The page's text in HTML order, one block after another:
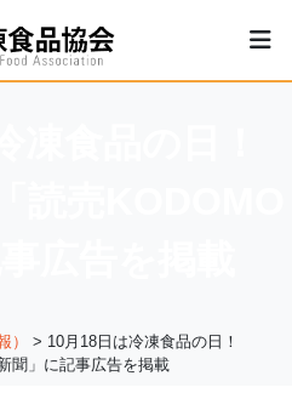
） > 10月18日は冷凍食品の日！
聞」に記事広告を掲載